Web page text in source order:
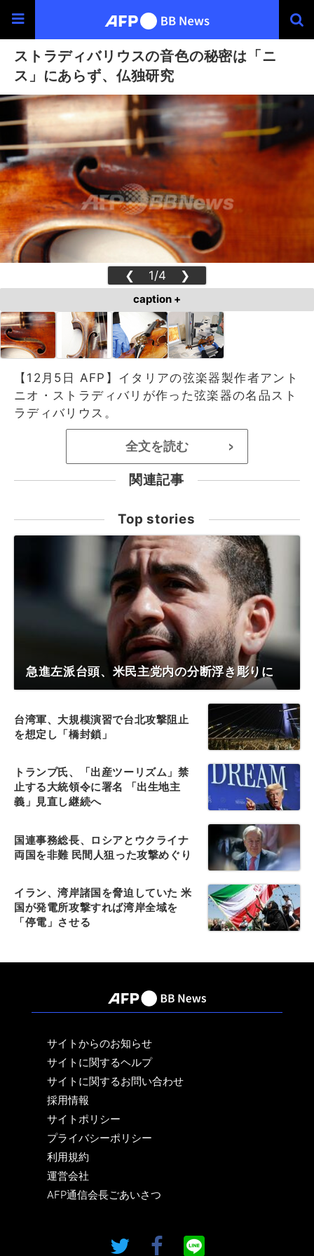
ストラディバリウスの音色の秘密は「ニ
ス」にあらず、仏独研究
❮ 1/4 ❯
caption +
【12月5日 AFP】イタリアの弦楽器製作者アント
ニオ・ストラディバリが作った弦楽器の名品スト
ラディバリウス。
全文を読む >
関連記事
Top stories
急進左派台頭、米民主党内の分断浮き彫りに
台湾軍、大規模演習で台北攻撃阻止
を想定し「橋封鎖」
トランプ氏、「出産ツーリズム」禁
止する大統領令に署名 「出生地主
義」見直し継続へ
国連事務総長、ロシアとウクライナ
両国を非難 民間人狙った攻撃めぐり
イラン、湾岸諸国を脅迫していた 米
国が発電所攻撃すれば湾岸全域を
「停電」させる
サイトからのお知らせ
サイトに関するヘルプ
サイトに関するお問い合わせ
採用情報
サイトポリシー
プライバシーポリシー
利用規約
運営会社
AFP通信会長ごあいさつ